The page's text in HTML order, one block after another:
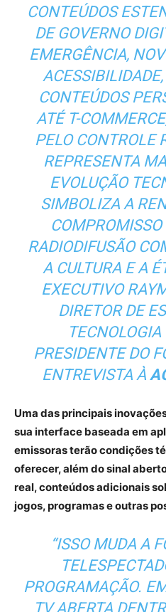
CONTEÚDOS
DE GOVERNO
EMERGÊNCIA,
CONTEÚDOS
ATÉ T-
PELO CONTROLE
REPRESENTA
EVOLUÇÃO
SIMBOLIZA A
RADIODIFUSÃO
A CULTURA E A
EXECUTIVO
DIRETOR DE
PRESIDENTE DO
ENTREVISTA À
Uma das principais
sua interface baseada em
emissoras terão condições
oferecer, além do sinal
real, conteúdos adicionais
jogos, programas e outras
“ISSO MUDA A
PROGRAMAÇÃO.
TV ABERTA